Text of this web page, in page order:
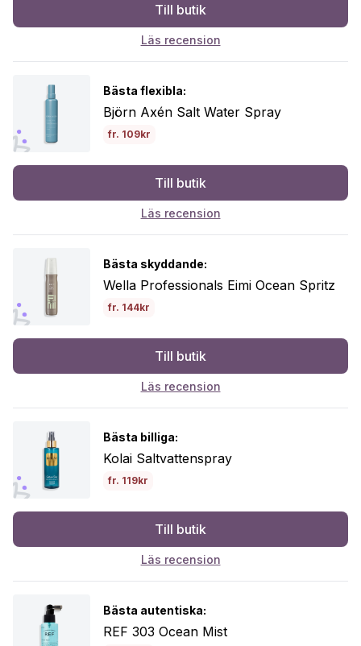
Till butik
Läs recension
Bästa flexibla:
Björn Axén Salt Water Spray
fr. 109kr
Till butik
Läs recension
Bästa skyddande:
Wella Professionals Eimi Ocean Spritz
fr. 144kr
Till butik
Läs recension
Bästa billiga:
Kolai Saltvattenspray
fr. 119kr
Till butik
Läs recension
Bästa autentiska:
REF 303 Ocean Mist